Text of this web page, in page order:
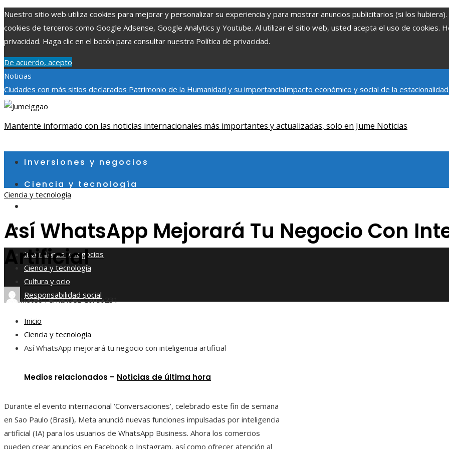
Nuestro sitio web utiliza cookies para mejorar y personalizar su experiencia y para mostrar anuncios publicitarios (si los
cookies de terceros como Google Adsense, Google Analytics y Youtube. Al utilizar el sitio web, usted acepta el uso de cookies.
privacidad. Haga clic en el botón para consultar nuestra Política de privacidad.
De acuerdo, acepto
Noticias
Ciudades con más sitios declarados Patrimonio de la Humanidad y su importanciaImpacto económico y social de la
aumentar la inversión productiva y reducir la fragmentación económica en Bosnia y Herzegovina
viernes, agosto 7
Mantente informado con las noticias internacionales más importantes y actualizadas, solo en Jume Noticias
Inversiones y negocios
Ciencia y tecnología
Responsabilidad social
Inversiones y negocios
Ciencia y tecnología
Cultura y ocio
Responsabilidad social
Ciencia y tecnología
Así WhatsApp Mejorará Tu Negocio Con
Artificial
Mateo Fernández García231
Inicio
Ciencia y tecnología
Así WhatsApp mejorará tu negocio con inteligencia artificial
Medios relacionados – Noticias de última hora
Durante el evento internacional ‘Conversaciones’, celebrado este fin de semana
en Sao Paulo (Brasil), Meta anunció nuevas funciones impulsadas por inteligencia
artificial (IA) para los usuarios de WhatsApp Business. Ahora los comercios
pueden crear anuncios en Facebook o Instagram, así como ofrecer atención al